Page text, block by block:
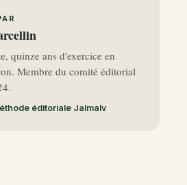
quinze ans d'exercice en
Membre du comité éditorial
éditoriale Jalmalv